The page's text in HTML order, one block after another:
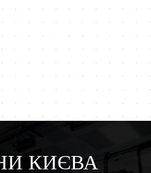
КИЄВА